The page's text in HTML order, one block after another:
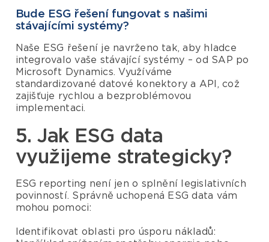
Bude ESG řešení fungovat s našimi
stávajícími systémy?
Naše ESG řešení je navrženo tak, aby hladce
integrovalo vaše stávající systémy – od SAP po
Microsoft Dynamics. Využíváme
standardizované datové konektory a API, což
zajišťuje rychlou a bezproblémovou
implementaci.
5. Jak ESG data
využijeme strategicky?
ESG reporting není jen o splnění legislativních
povinností. Správně uchopená ESG data vám
mohou pomoci:
Identifikovat oblasti pro úsporu nákladů: